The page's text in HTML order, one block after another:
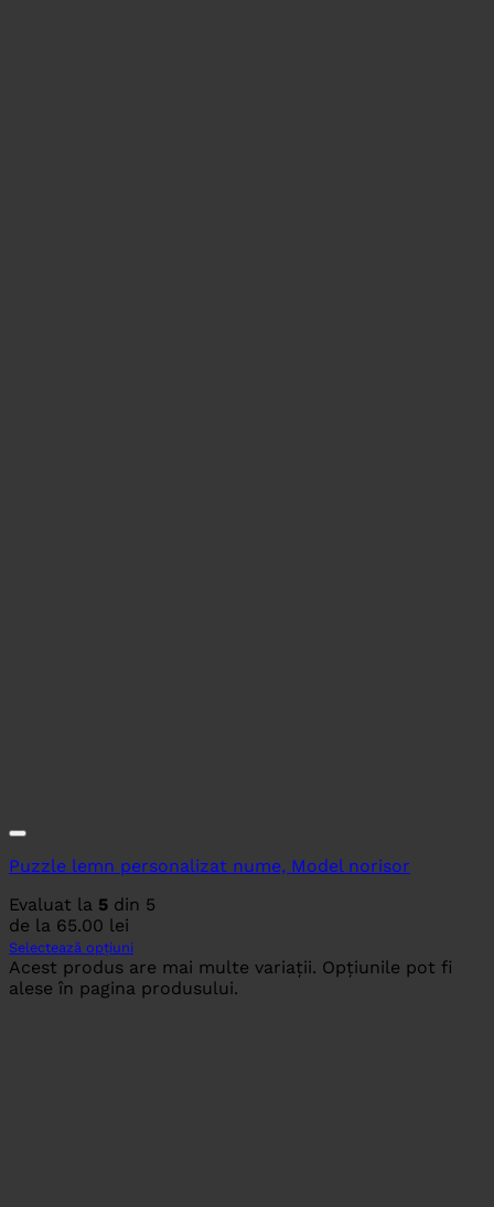
Puzzle lemn personalizat nume, Model norisor
Evaluat la 5 din 5
de la 65.00 lei
Selectează opțiuni
Acest produs are mai multe variații. Opțiunile pot fi
alese în pagina produsului.